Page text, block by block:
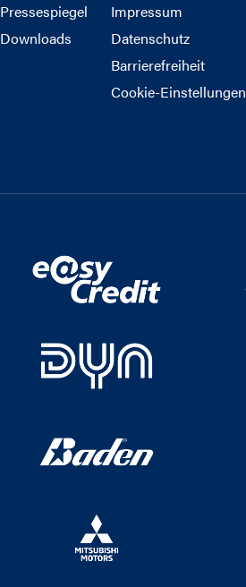
Pressespiegel
Downloads
Impressum
Datenschutz
Barrierefreiheit
Cookie-Einstellungen